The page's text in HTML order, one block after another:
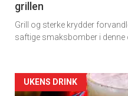
grillen
Grill og sterke krydder
saftige smaksbomber i denne
Forsiden
UKENS DRINK